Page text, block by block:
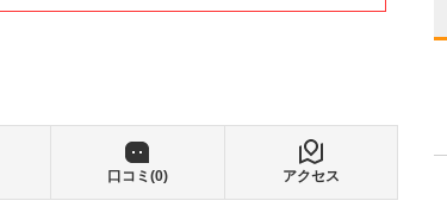
口コミ(0) アクセス